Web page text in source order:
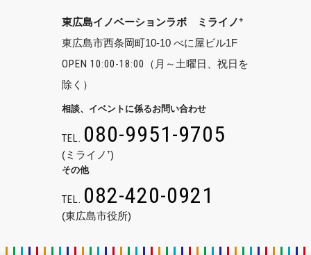
東広島イノベーションラボ ミライノ+
東広島市西条岡町10-10 べに屋ビル1F
OPEN 10:00-18:00
（月～土曜日、祝日を
除く）
相談、イベントに係るお問い合わせ
TEL. 080-9951-9705
(ミライノ⁺)
その他
TEL. 082-420-0921
(東広島市役所)